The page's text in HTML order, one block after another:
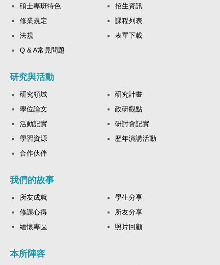
碩士專班特色
招生資訊
修業規定
課程列表
法規
表單下載
Q & A常見問題
研究與活動
研究領域
研究計畫
學位論文
政研觀點
活動記實
研討會記實
學習資源
歷年演講活動
合作伙伴
我們的故事
所友成就
學生分享
修課心得
所友分享
緬懷專區
照片回顧
本所陣容